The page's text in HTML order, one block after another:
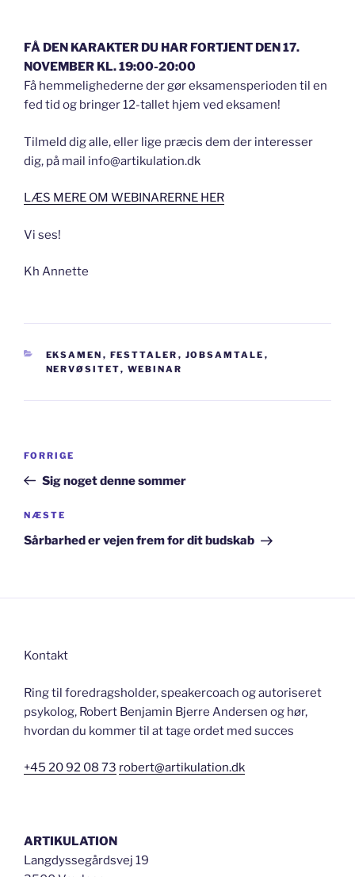
FÅ DEN KARAKTER DU HAR FORTJENT DEN 17.
NOVEMBER KL. 19:00-20:00
Få hemmelighederne der gør eksamensperioden til en
fed tid og bringer 12-tallet hjem ved eksamen!
Tilmeld dig alle, eller lige præcis dem der interesser
dig, på mail info@artikulation.dk
LÆS MERE OM WEBINARERNE HER
Vi ses!
Kh Annette
KATEGORIER
EKSAMEN , FESTTALER , JOBSAMTALE ,
NERVØSITET, WEBINAR
Forrige
indlæg
FORRIGE
Sig noget denne sommer
Næste
indlæg
NÆSTE
Sårbarhed er vejen frem for dit budskab
Kontakt
Ring til foredragsholder, speakercoach og autoriseret
psykolog, Robert Benjamin Bjerre Andersen og hør,
hvordan du kommer til at tage ordet med succes
+45 20 92 08 73 robert@artikulation.dk
ARTIKULATION
Langdyssegårdsvej 19